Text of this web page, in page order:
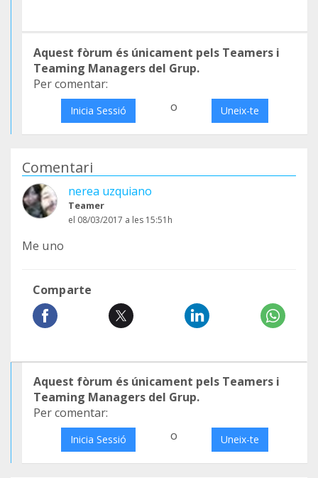
Aquest fòrum és únicament pels Teamers i
Teaming Managers del Grup.
Per comentar:
Inicia Sessió o Uneix-te
Comentari
nerea uzquiano
Teamer
el 08/03/2017 a les 15:51h
Me uno
Comparte
Aquest fòrum és únicament pels Teamers i
Teaming Managers del Grup.
Per comentar:
Inicia Sessió o Uneix-te